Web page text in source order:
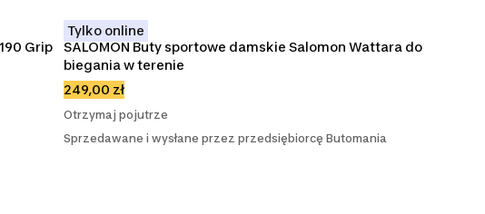
Grip
Tylko online
SALOMON Buty sportowe damskie Salomon Wattara do
biegania w terenie
249,00 zł
Otrzymaj pojutrze
Sprzedawane i wysłane przez przedsiębiorcę Butomania